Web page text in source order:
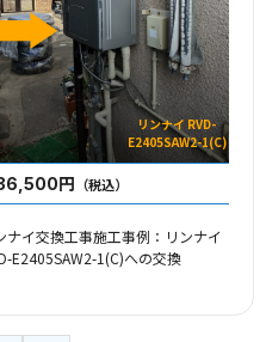
リンナイ RVD-
E2405SAW2-1(C)
円 （税込）
イ交換工事施工事例：リンナイ
E2405SAW2-1(C)への交換